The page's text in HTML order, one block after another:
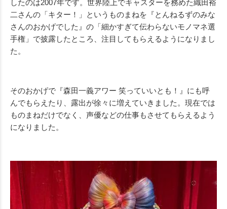
したのは2007年です。世界陸上でキャスターを務めた織田裕
二さんの「キター！」というものまねを『とんねるずのみな
さんのおかげでした』の「細かすぎて伝わらないモノマネ選
手権」で披露したところ、注目してもらえるようになりまし
た。
そのおかげで『森田一義アワー 笑っていいとも！』にも呼
んでもらえたり、露出が徐々に増えていきました。現在では
ものまねだけでなく、声優などの仕事もさせてもらえるよう
になりました。